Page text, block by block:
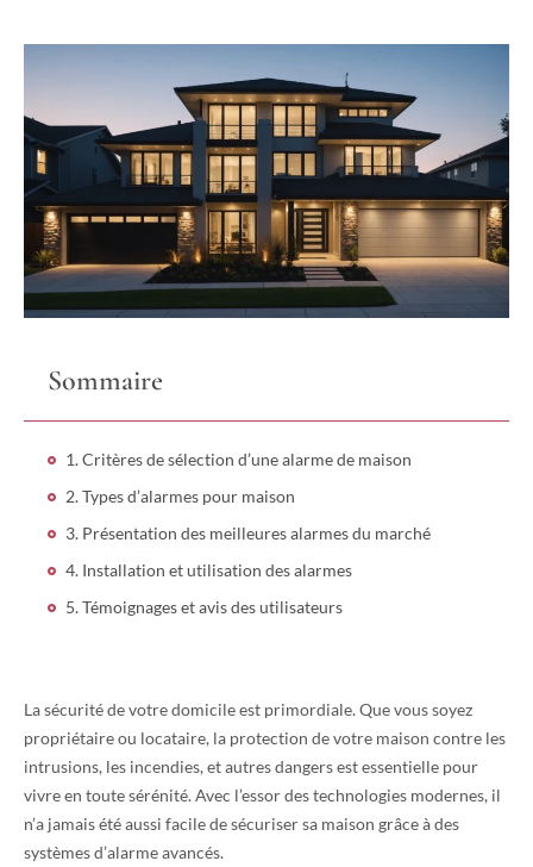
Sommaire
1. Critères de sélection d’une alarme de maison
2. Types d’alarmes pour maison
3. Présentation des meilleures alarmes du marché
4. Installation et utilisation des alarmes
5. Témoignages et avis des utilisateurs
La sécurité de votre domicile est primordiale. Que vous soyez
propriétaire ou locataire, la protection de votre maison contre les
intrusions, les incendies, et autres dangers est essentielle pour
vivre en toute sérénité. Avec l’essor des technologies modernes, il
n’a jamais été aussi facile de sécuriser sa maison grâce à des
systèmes d’alarme avancés.